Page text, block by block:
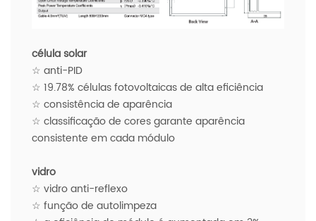
célula solar
☆ anti-PID
☆ 19.78% células fotovoltaicas de alta eficiência
☆ consistência de aparência
☆ classificação de cores garante aparência
consistente em cada módulo
vidro
☆ vidro anti-reflexo
☆ função de autolimpeza